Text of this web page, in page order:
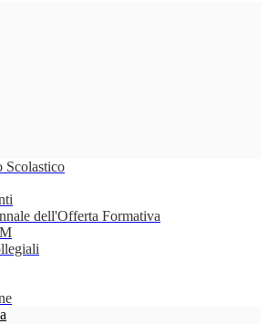
Scolastico
dell'Offerta Formativa